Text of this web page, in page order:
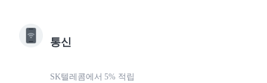
통신
SK텔레콤에서 5% 적립